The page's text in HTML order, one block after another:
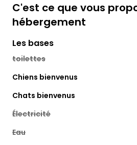
C'est ce que vous
hébergement
Les bases
toilettes
Chiens bienvenus
Chats bienvenus
Électricité
Eau